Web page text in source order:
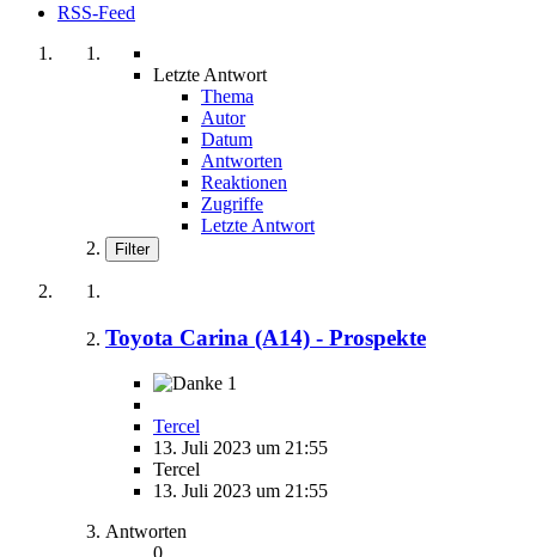
RSS-Feed
Letzte Antwort
Thema
Autor
Datum
Antworten
Reaktionen
Zugriffe
Letzte Antwort
Filter
Toyota Carina (A14) - Prospekte
1
Tercel
13. Juli 2023 um 21:55
Tercel
13. Juli 2023 um 21:55
Antworten